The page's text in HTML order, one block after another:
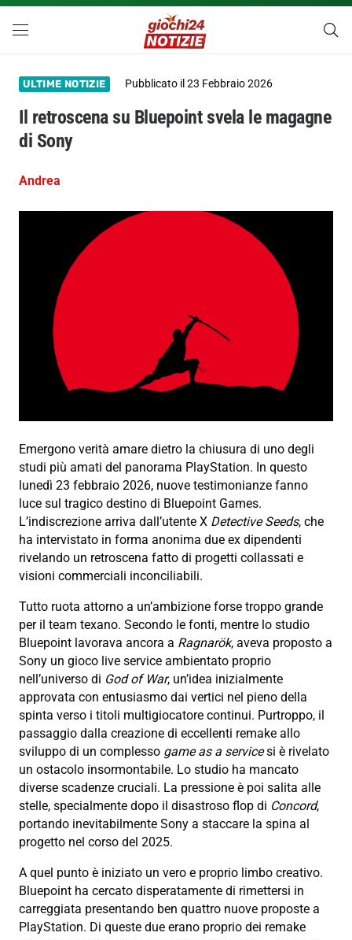
ULTIME NOTIZIE Pubblicato il23 Febbraio 2026
Il retroscena su Bluepoint svela le magagne
di Sony
Andrea
Emergono verità amare dietro la chiusura di uno degli
studi più amati del panorama PlayStation. In questo
lunedì 23 febbraio 2026, nuove testimonianze fanno
luce sul tragico destino di Bluepoint Games.
L’indiscrezione arriva dall’utente X Detective Seeds, che
ha intervistato in forma anonima due ex dipendenti
rivelando un retroscena fatto di progetti collassati e
visioni commerciali inconciliabili.
Tutto ruota attorno a un’ambizione forse troppo grande
per il team texano. Secondo le fonti, mentre lo studio
Bluepoint lavorava ancora a Ragnarök, aveva proposto a
Sony un gioco live service ambientato proprio
nell’universo di God of War, un’idea inizialmente
approvata con entusiasmo dai vertici nel pieno della
spinta verso i titoli multigiocatore continui. Purtroppo, il
passaggio dalla creazione di eccellenti remake allo
sviluppo di un complesso game as a servicesi è rivelato
un ostacolo insormontabile. Lo studio ha mancato
diverse scadenze cruciali. La pressione è poi salita alle
stelle, specialmente dopo il disastroso flop di Concord,
portando inevitabilmente Sony a staccare la spina al
progetto nel corso del 2025.
A quel punto è iniziato un vero e proprio limbo creativo.
Bluepoint ha cercato disperatamente di rimettersi in
carreggiata presentando ben quattro nuove proposte a
PlayStation. Di queste due erano proprio dei remake